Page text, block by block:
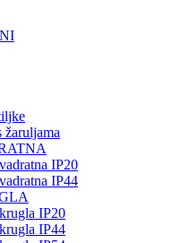
žaruljama
IP20
IP44
IP20
IP44